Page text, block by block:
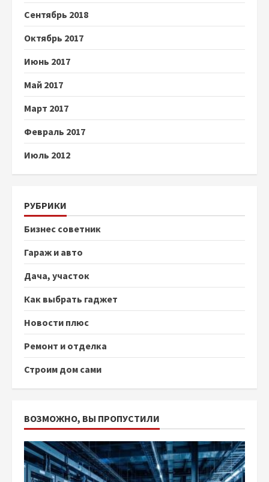
Сентябрь 2018
Октябрь 2017
Июнь 2017
Май 2017
Март 2017
Февраль 2017
Июль 2012
РУБРИКИ
Бизнес советник
Гараж и авто
Дача, участок
Как выбрать гаджет
Новости плюс
Ремонт и отделка
Строим дом сами
ВОЗМОЖНО, ВЫ ПРОПУСТИЛИ